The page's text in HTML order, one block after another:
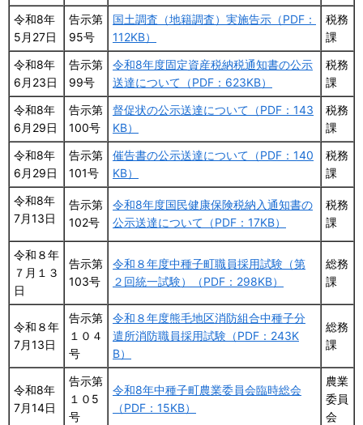
令和8年
5月27日
告示第
95号
国土調査（地籍調査）実施告示（PDF：
112KB）
税務
課
令和8年
6月23日
告示第
99号
令和8年度固定資産税納税通知書の公示
送達について（PDF：623KB）
税務
課
令和8年
6月29日
告示第
100号
督促状の公示送達について（PDF：143
KB）
税務
課
令和8年
6月29日
告示第
101号
催告書の公示送達について（PDF：140
KB）
税務
課
令和8年
7月13日
告示第
102号
令和8年度国民健康保険税納入通知書の
公示送達について（PDF：17KB）
税務
課
令和８年
７月１３
日
告示第
103号
令和８年度中種子町職員採用試験（第
２回統一試験）（PDF：298KB）
総務
課
令和８年
7月13日
告示第
１０４
号
令和８年度熊毛地区消防組合中種子分
遣所消防職員採用試験（PDF：243K
B）
総務
課
令和8年
7月14日
告示第
１０5
号
令和8年中種子町農業委員会臨時総会
（PDF：15KB）
農業
委員
会